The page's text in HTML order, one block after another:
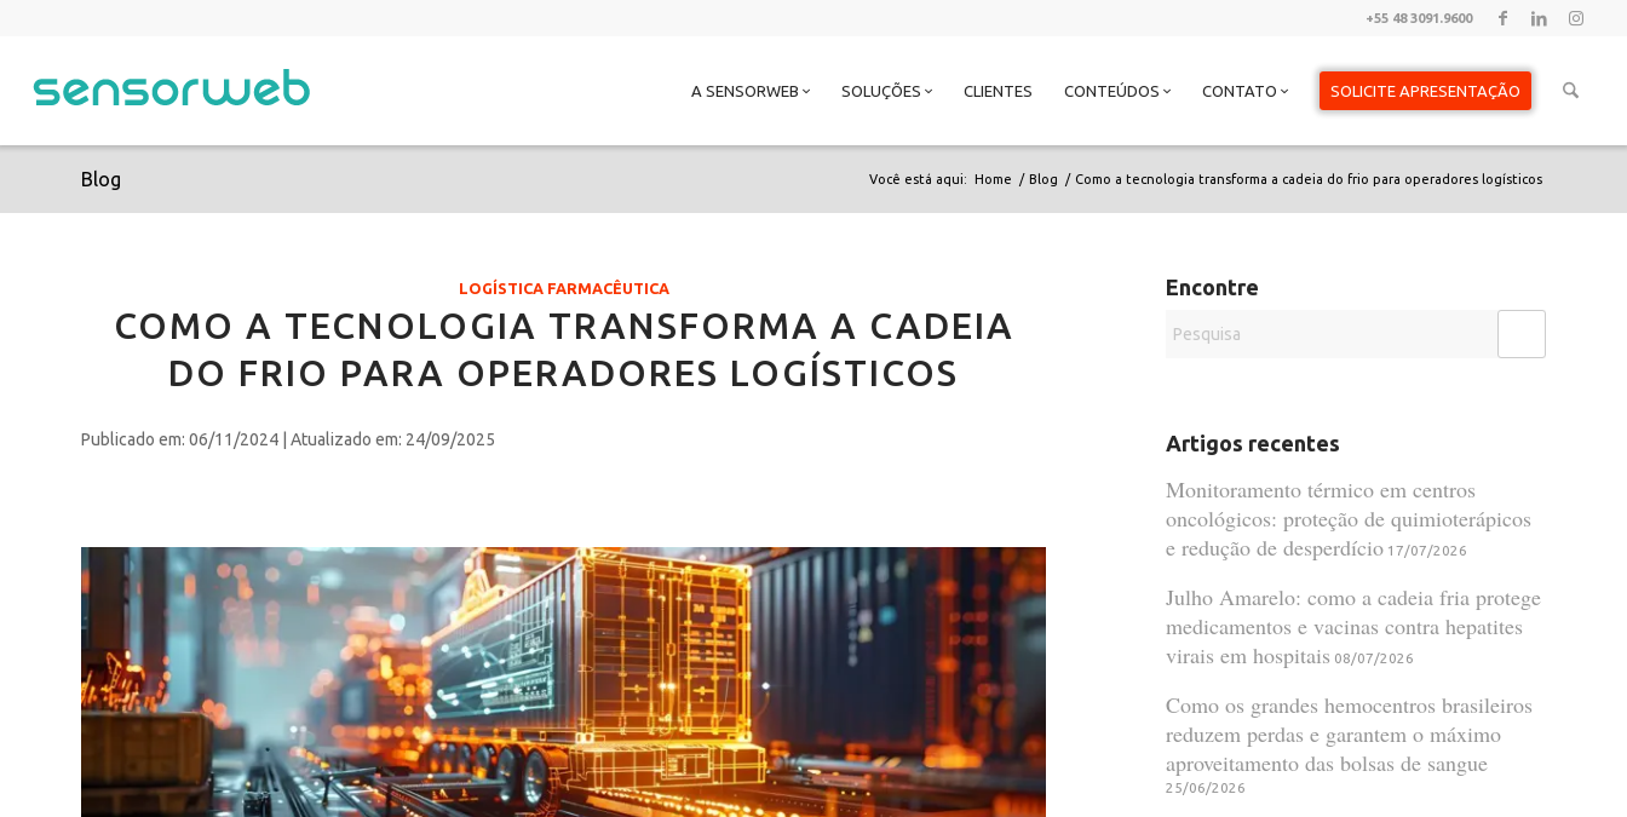
+55 48 3091.9600
A SENSORWEB SOLUÇÕES CLIENTES CONTEÚDOS CONTATO SOLICITE APRESENTAÇÃO
Blog Você está aqui: Home / Blog / Como a tecnologia transforma a cadeia do frio para operadores logísticos
LOGÍSTICA FARMACÊUTICA
COMO A TECNOLOGIA TRANSFORMA A CADEIA
DO FRIO PARA OPERADORES LOGÍSTICOS
Publicado em: 06/11/2024 | Atualizado em: 24/09/2025
Encontre
Artigos recentes
Monitoramento térmico em centros
oncológicos: proteção de quimioterápicos
e redução de desperdício 17/07/2026
Julho Amarelo: como a cadeia fria protege
medicamentos e vacinas contra hepatites
virais em hospitais 08/07/2026
Como os grandes hemocentros brasileiros
reduzem perdas e garantem o máximo
aproveitamento das bolsas de sangue
25/06/2026